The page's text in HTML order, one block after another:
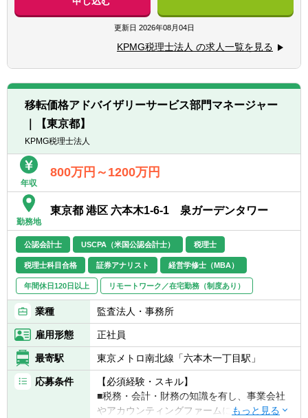
【求める人物像】
■高いコミュニケーション能力を有する方
さを持っている方
■プロアクティブに物事を進められる方
業務となります。
【具体的には】
■受入外国人に対する確定申告書作成
■海外出向者・出張者に関する海外勤務規定
の作成・見直し
■Compensation & Benefitsのコンサルティン
グ
■グローバルペイロールの運営サポート
■マネージャー職として、パートナーの指揮
更新日 2026年08月04日
KPMG税理士法人 の求人一覧を見る
移転価格アドバイザリーサービス部門マネージャー
｜【東京都】
KPMG税理士法人
年収
800万円～1200万円
勤務地
東京都 港区 六本木1-6-1 泉ガーデンタワー
公認会計士 USCPA（米国公認会計士） 税理士
税理士科目合格 証券アナリスト 経営学修士（MBA）
年間休日120日以上 リモートワーク／在宅勤務（制度あり）
業種 監査法人・事務所
雇用形態 正社員
最寄駅 東京メトロ南北線「六本木一丁目駅」
応募条件
【必須経験・スキル】
■税務・会計・財務の知識を有し、事業会社
やアカウンティングファームにおける実務経